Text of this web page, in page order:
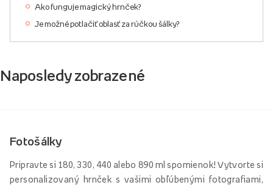
Ako funguje magický hrnček?
Je možné potlačiť oblasť za rúčkou šálky?
Naposledy zobrazené
Fotošálky
Pripravte si 180, 330, 440 alebo 890 ml spomienok! Vytvorte si
personalizovaný hrnček s vašimi obľúbenými fotografiami,